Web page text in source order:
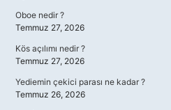
Oboe nedir ?
Temmuz 27, 2026
Kös açılımı nedir ?
Temmuz 27, 2026
Yediemin çekici parası ne kadar ?
Temmuz 26, 2026